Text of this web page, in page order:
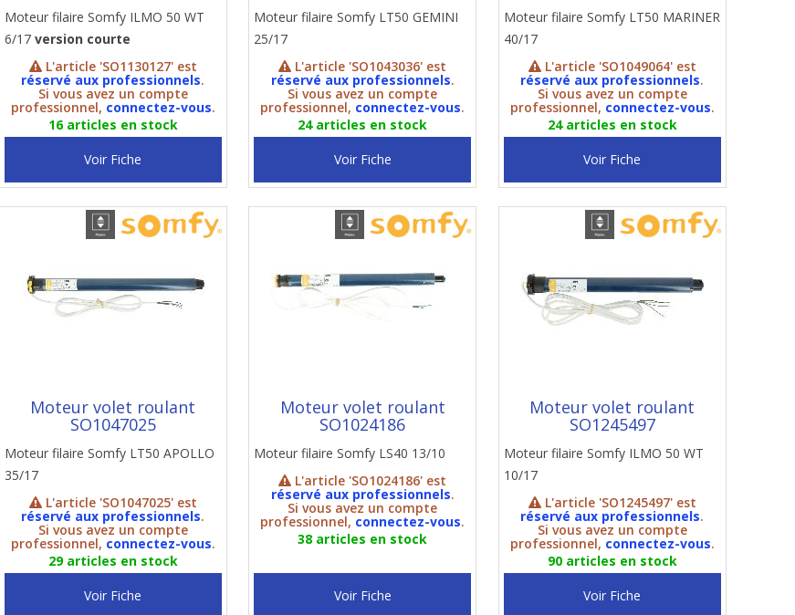
Moteur filaire Somfy ILMO 50 WT
6/17 version courte
L'article 'SO1130127' est
réservé aux professionnels.
Si vous avez un compte
professionnel, connectez-vous.
16 articles en stock
Voir Fiche
Moteur filaire Somfy LT50 GEMINI
25/17
L'article 'SO1043036' est
réservé aux professionnels.
Si vous avez un compte
professionnel, connectez-vous.
24 articles en stock
Voir Fiche
Moteur filaire Somfy LT50 MARINER
40/17
L'article 'SO1049064' est
réservé aux professionnels.
Si vous avez un compte
professionnel, connectez-vous.
24 articles en stock
Voir Fiche
Moteur volet roulant
SO1047025
Moteur filaire Somfy LT50 APOLLO
35/17
L'article 'SO1047025' est
réservé aux professionnels.
Si vous avez un compte
professionnel, connectez-vous.
29 articles en stock
Voir Fiche
Moteur volet roulant
SO1024186
Moteur filaire Somfy LS40 13/10
L'article 'SO1024186' est
réservé aux professionnels.
Si vous avez un compte
professionnel, connectez-vous.
38 articles en stock
Voir Fiche
Moteur volet roulant
SO1245497
Moteur filaire Somfy ILMO 50 WT
10/17
L'article 'SO1245497' est
réservé aux professionnels.
Si vous avez un compte
professionnel, connectez-vous.
90 articles en stock
Voir Fiche